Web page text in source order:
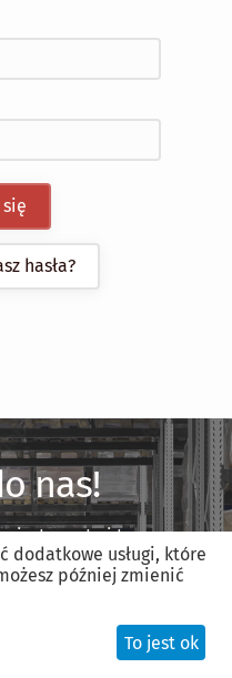
hasła?
nas!
jest proste i trwa
konto
dodatkowe usługi, które
później zmienić
To jest ok